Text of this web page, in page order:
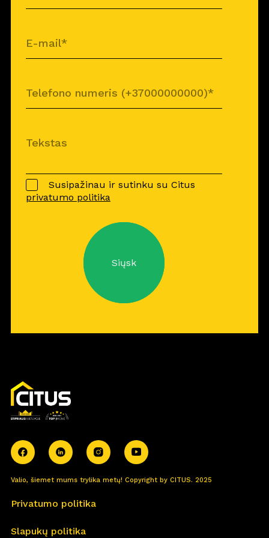
Susipažinau ir sutinku su Citus
privatumo politika
Siųsk
Valio, šiemet mums trylika metų! Copyright by CITUS. 2025
Privatumo politika
Slapukų politika